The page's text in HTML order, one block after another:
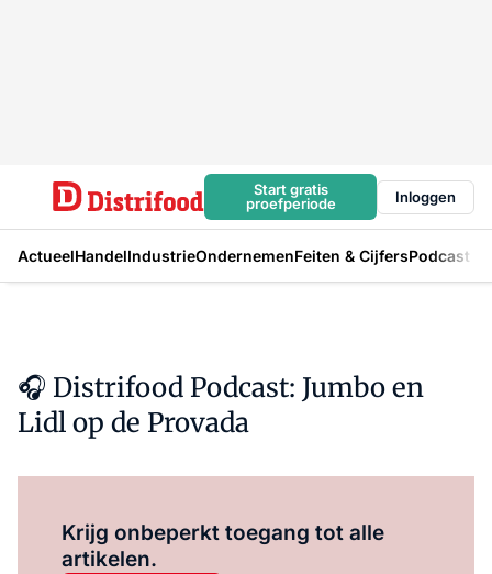
Start gratis
proefperiode
Inloggen
ActueelHandelIndustrieOndernemenFeiten & CijfersPodcast
🎧 Distrifood Podcast: Jumbo en
Lidl op de Provada
Krijg onbeperkt toegang tot alle
artikelen.